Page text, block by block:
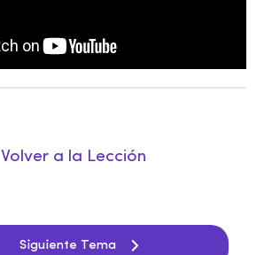
Volver a la Lección
Siguiente Tema